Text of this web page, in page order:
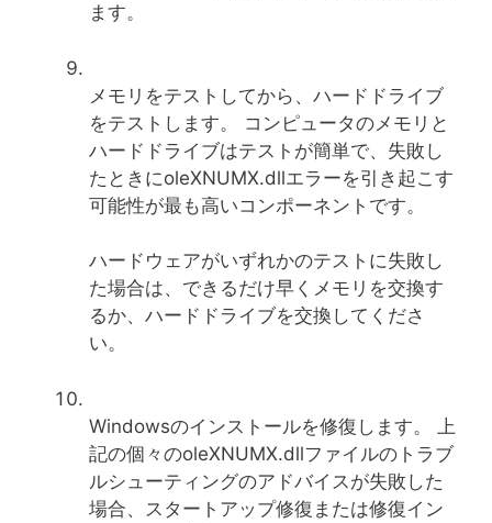
ます。
メモリをテストしてから、ハードドライブ
をテストします。 コンピュータのメモリと
ハードドライブはテストが簡単で、失敗し
たときにoleXNUMX.dllエラーを引き起こす
可能性が最も高いコンポーネントです。
ハードウェアがいずれかのテストに失敗し
た場合は、できるだけ早くメモリを交換す
るか、ハードドライブを交換してくださ
い。
Windowsのインストールを修復します。 上
記の個々のoleXNUMX.dllファイルのトラブ
ルシューティングのアドバイスが失敗した
場合、スタートアップ修復または修復イン